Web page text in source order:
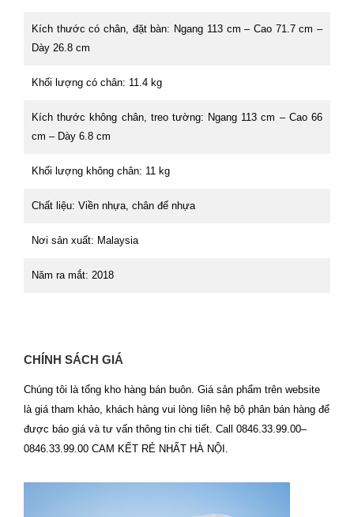
Kích thước có chân, đặt bàn: Ngang 113 cm – Cao 71.7 cm –
Dày 26.8 cm
Khối lượng có chân: 11.4 kg
Kích thước không chân, treo tường: Ngang 113 cm – Cao 66
cm – Dày 6.8 cm
Khối lượng không chân: 11 kg
Chất liệu: Viền nhựa, chân đế nhựa
Nơi sản xuất: Malaysia
Năm ra mắt: 2018
CHÍNH SÁCH GIÁ
Chúng tôi là tổng kho hàng bán buôn. Giá sản phẩm trên website
là giá tham khảo, khách hàng vui lòng liên hệ bộ phân bán hàng để
được báo giá và tư vấn thông tin chi tiết. Call 0846.33.99.00–
0846.33.99.00 CAM KẾT RẺ NHẤT HÀ NỘI.